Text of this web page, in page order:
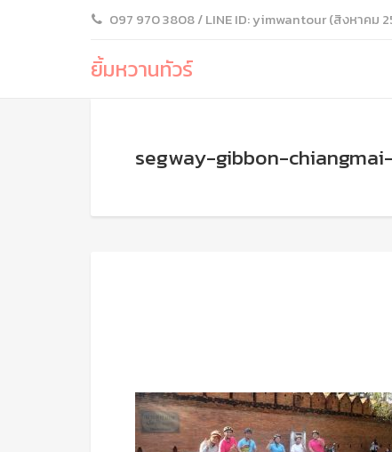
097 970 3808 / LINE ID: yimwantour (สิงหาคม
ยิ้มหวานทัวร์
segway-gibbon-chiangmai-